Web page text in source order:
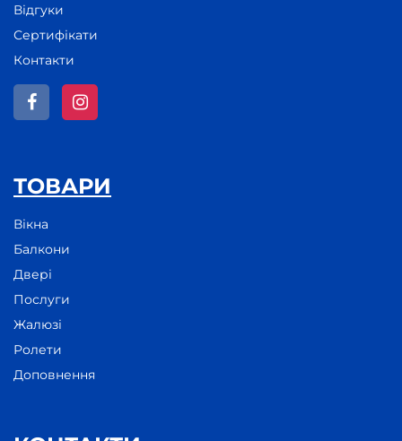
Відгуки
Сертифікати
Контакти
ТОВАРИ
Вікна
Балкони
Двері
Послуги
Жалюзі
Ролети
Доповнення